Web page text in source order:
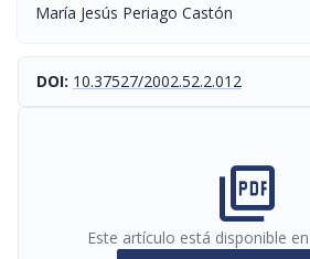
María Jesús Periago Castón
DOI: 10.37527/2002.52.2.012
picture_as_pdf
Este artículo está disponible